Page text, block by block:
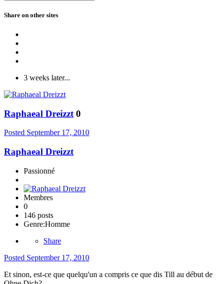
Share on other sites
3 weeks later...
Raphaeal Dreizzt 0
Posted September 17, 2010
Raphaeal Dreizzt
Passionné
Membres
0
146 posts
Genre:Homme
Share
Posted September 17, 2010
Et sinon, est-ce que quelqu'un a compris ce que dis Till au début de